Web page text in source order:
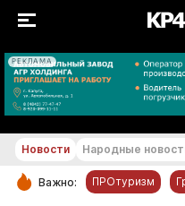
РЕКЛАМА
Новости Народные
Важно: ПРОтуризм